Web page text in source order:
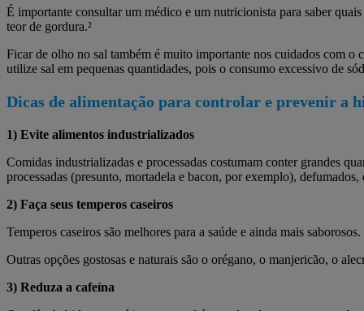
É importante consultar um médico e um nutricionista para saber
teor de gordura.²
Ficar de olho no sal também é muito importante nos cuidados com o
utilize sal em pequenas quantidades, pois o consumo excessivo de
Dicas de alimentação para controlar e prevenir a
1) Evite alimentos industrializados
Comidas industrializadas e processadas costumam conter grandes
processadas (presunto, mortadela e bacon, por exemplo),
2) Faça seus temperos caseiros
Temperos caseiros são melhores para a saúde e ainda mais
Outras opções gostosas e naturais são o orégano, o manjericão, o
3) Reduza a cafeína